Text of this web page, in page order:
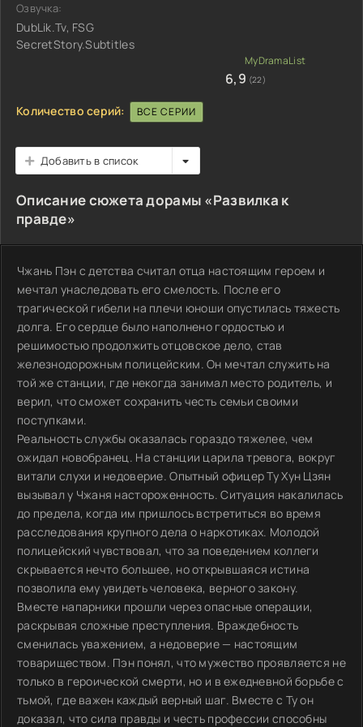
Озвучка:
DubLik.Tv, FSG
SecretStory.Subtitles
6,9 (22)
Количество серий: ВСЕ СЕРИИ
Добавить в список
Описание сюжета дорамы «Развилка к
правде»
Чжань Пэн с детства считал отца настоящим героем и
мечтал унаследовать его смелость. После его
трагической гибели на плечи юноши опустилась тяжесть
долга. Его сердце было наполнено гордостью и
решимостью продолжить отцовское дело, став
железнодорожным полицейским. Он мечтал служить на
той же станции, где некогда занимал место родитель, и
верил, что сможет сохранить честь семьи своими
поступками.
Реальность службы оказалась гораздо тяжелее, чем
ожидал новобранец. На станции царила тревога, вокруг
витали слухи и недоверие. Опытный офицер Ту Хун Цзян
вызывал у Чжаня настороженность. Ситуация накалилась
до предела, когда им пришлось встретиться во время
расследования крупного дела о наркотиках. Молодой
полицейский чувствовал, что за поведением коллеги
скрывается нечто большее, но открывшаяся истина
позволила ему увидеть человека, верного закону.
Вместе напарники прошли через опасные операции,
раскрывая сложные преступления. Враждебность
сменилась уважением, а недоверие — настоящим
товариществом. Пэн понял, что мужество проявляется не
только в героической смерти, но и в ежедневной борьбе с
тьмой, где важен каждый верный шаг. Вместе с Ту он
доказал, что сила правды и честь профессии способны